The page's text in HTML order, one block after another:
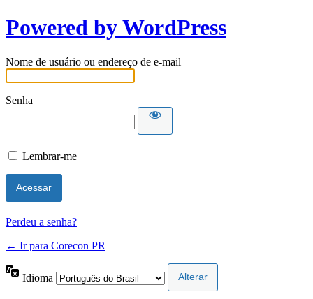
Powered by WordPress
Nome de usuário ou endereço de e-mail
Senha
Lembrar-me
Perdeu a senha?
← Ir para Corecon PR
Idioma